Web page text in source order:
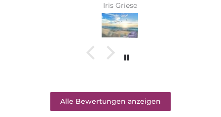
Iris Griese
Alle Bewertungen anzeigen